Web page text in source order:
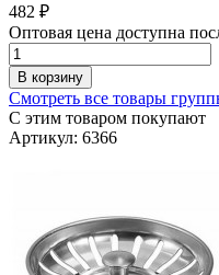
482 ₽
Оптовая цена доступна
В корзину
Смотреть все товары
С этим товаром покупают
Артикул: 6366